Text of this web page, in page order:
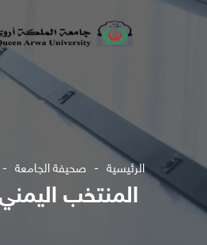
الرئيسية صحيفة الجامعة
المنتخب